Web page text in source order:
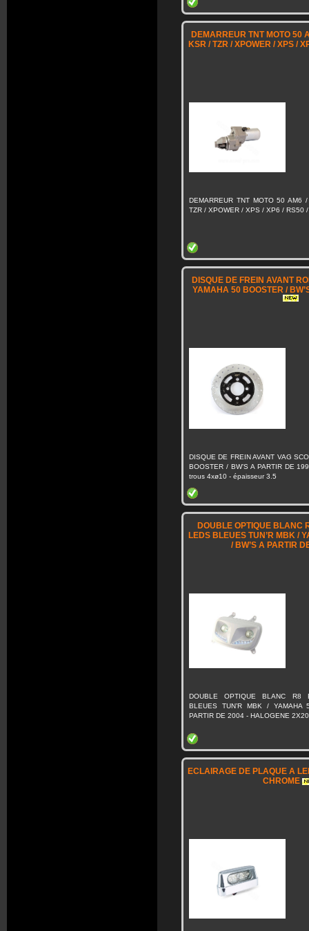
DEMARREUR TNT MOTO 50
KSR / TZR / XPOWER / XPS /
DEMARREUR TNT MOTO 50
TZR / XPOWER / XPS / XP6 / RS50
DISQUE DE FREIN AVANT
YAMAHA 50 BOOSTER /
DISQUE DE FREIN AVANT VAG
BOOSTER / BW’S A PARTIR DE
trous 4xø10 - épaisseur 3.5
DOUBLE OPTIQUE BLANC
LEDS BLEUES TUN’R MBK /
/ BW’S A PARTIR
DOUBLE OPTIQUE BLANC R8
BLEUES TUN’R MBK / YAMAHA
PARTIR DE 2004 - HALOGENE
ECLAIRAGE DE PLAQUE A
CHROME